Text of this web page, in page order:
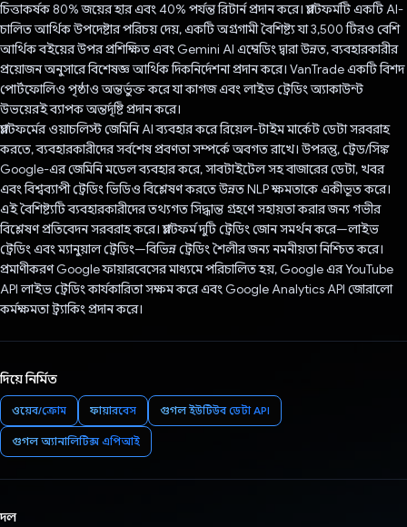
চিত্তাকর্ষক 80% জয়ের হার এবং 40% পর্যন্ত রিটার্ন প্রদান করে। প্ল্যাটফর্মটি একটি AI-
চালিত আর্থিক উপদেষ্টার পরিচয় দেয়, একটি অগ্রগামী বৈশিষ্ট্য যা 3,500 টিরও বেশি
আর্থিক বইয়ের উপর প্রশিক্ষিত এবং Gemini AI এম্বেডিং দ্বারা উন্নত, ব্যবহারকারীর
প্রয়োজন অনুসারে বিশেষজ্ঞ আর্থিক দিকনির্দেশনা প্রদান করে। VanTrade একটি বিশদ
পোর্টফোলিও পৃষ্ঠাও অন্তর্ভুক্ত করে যা কাগজ এবং লাইভ ট্রেডিং অ্যাকাউন্ট
উভয়েরই ব্যাপক অন্তর্দৃষ্টি প্রদান করে।
প্ল্যাটফর্মের ওয়াচলিস্ট জেমিনি AI ব্যবহার করে রিয়েল-টাইম মার্কেট ডেটা সরবরাহ
করতে, ব্যবহারকারীদের সর্বশেষ প্রবণতা সম্পর্কে অবগত রাখে। উপরন্তু, ট্রেড/সিঙ্ক
Google-এর জেমিনি মডেল ব্যবহার করে, সাবটাইটেল সহ বাজারের ডেটা, খবর
এবং বিশ্বব্যাপী ট্রেডিং ভিডিও বিশ্লেষণ করতে উন্নত NLP ক্ষমতাকে একীভূত করে।
এই বৈশিষ্ট্যটি ব্যবহারকারীদের তথ্যগত সিদ্ধান্ত গ্রহণে সহায়তা করার জন্য গভীর
বিশ্লেষণ প্রতিবেদন সরবরাহ করে। প্ল্যাটফর্ম দুটি ট্রেডিং জোন সমর্থন করে—লাইভ
ট্রেডিং এবং ম্যানুয়াল ট্রেডিং—বিভিন্ন ট্রেডিং শৈলীর জন্য নমনীয়তা নিশ্চিত করে।
প্রমাণীকরণ Google ফায়ারবেসের মাধ্যমে পরিচালিত হয়, Google এর YouTube
API লাইভ ট্রেডিং কার্যকারিতা সক্ষম করে এবং Google Analytics API জোরালো
কর্মক্ষমতা ট্র্যাকিং প্রদান করে।
দিয়ে নির্মিত
ওয়েব/ক্রোম ফায়ারবেস গুগল ইউটিউব ডেটা API
গুগল অ্যানালিটিক্স এপিআই
দল